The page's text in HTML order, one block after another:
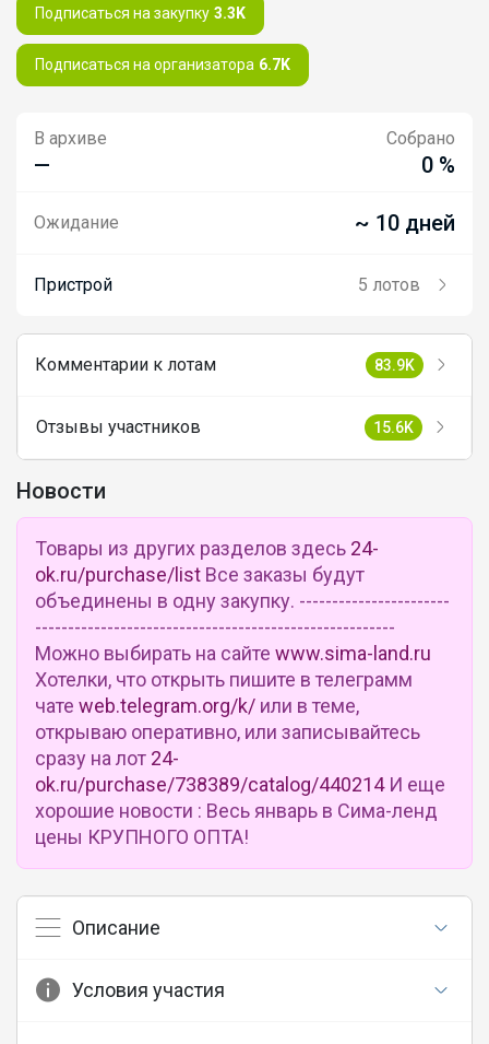
Подписаться на закупку 3.3K
Подписаться на организатора 6.7K
В архиве
—
Собрано
0 %
Ожидание ~ 10 дней
Пристрой 5 лотов
Комментарии к лотам 83.9K
Отзывы участников 15.6K
Новости
Товары из других разделов здесь 24-
ok.ru/purchase/list Все заказы будут
объединены в одну закупку. -----------------------
-------------------------------------------------------
Можно выбирать на сайте www.sima-land.ru
Хотелки, что открыть пишите в телеграмм
чате web.telegram.org/k/ или в теме,
открываю оперативно, или записывайтесь
сразу на лот 24-
ok.ru/purchase/738389/catalog/440214И еще
хорошие новости : Весь январь в Сима-ленд
цены КРУПНОГО ОПТА!
Описание
Условия участия